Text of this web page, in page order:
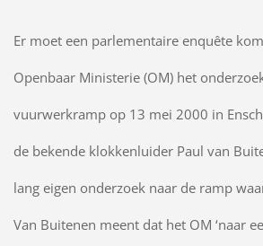
Er moet een parlementaire enquête
Openbaar Ministerie (OM) het
vuurwerkramp op 13 mei 2000 in
de bekende klokkenluider Paul van
lang eigen onderzoek naar de ramp
Van Buitenen meent dat het OM ‘naar